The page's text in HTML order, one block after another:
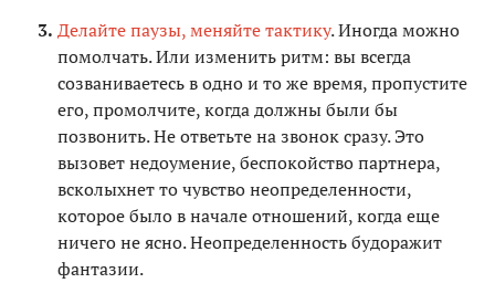
Делайте паузы, меняйте тактику. Иногда можно
помолчать. Или изменить ритм: вы всегда
созваниваетесь в одно и то же время, пропустите
его, промолчите, когда должны были бы
позвонить. Не ответьте на звонок сразу. Это
вызовет недоумение, беспокойство партнера,
всколыхнет то чувство неопределенности,
которое было в начале отношений, когда еще
ничего не ясно. Неопределенность будоражит
фантазии.